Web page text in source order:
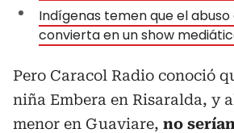
Indígenas temen que el abuso
convierta en un show
Pero Caracol Radio conoció
niña Embera en Risaralda, y
menor en Guaviare, no